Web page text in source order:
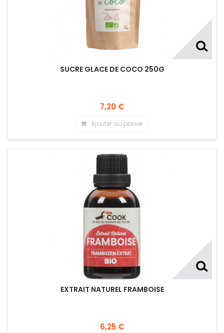
SUCRE GLACE DE COCO 250G
7,20 €
Ajouter au panier
EXTRAIT NATUREL FRAMBOISE
6,25 €